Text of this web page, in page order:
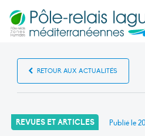
RETOUR AUX ACTUALITÉS
REVUES ET ARTICLES Publié le